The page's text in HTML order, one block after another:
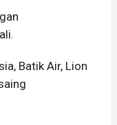
Batik Air, Lion